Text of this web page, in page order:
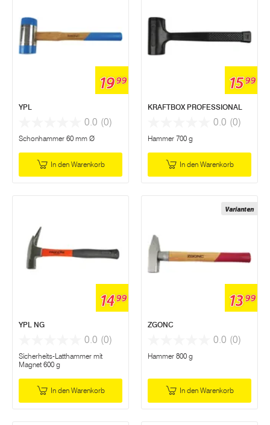
1999
YPL
0.0 (0)
Schonhammer 60 mm Ø
In den Warenkorb
1599
KRAFTBOX PROFESSIONAL
0.0 (0)
Hammer 700 g
In den Warenkorb
1499
YPL NG
0.0 (0)
Sicherheits-Latthammer mit
Magnet 600 g
In den Warenkorb
Varianten
1399
ZGONC
0.0 (0)
Hammer 800 g
In den Warenkorb